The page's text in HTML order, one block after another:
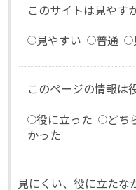
このサイトは見やす
見やすい
普通
このページの情報は
役に立った
どち
かった
見にくい、役に立たな